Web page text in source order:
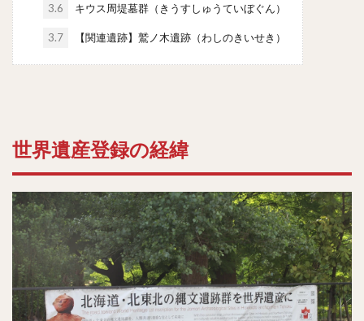
3.6 キウス周堤墓群（きうすしゅうていぼぐん）
3.7 【関連遺跡】鷲ノ木遺跡（わしのきいせき）
世界遺産登録の経緯